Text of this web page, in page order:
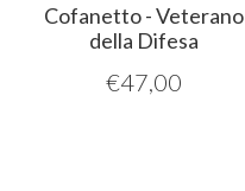
Cofanetto - Veterano
della Difesa
€47,00